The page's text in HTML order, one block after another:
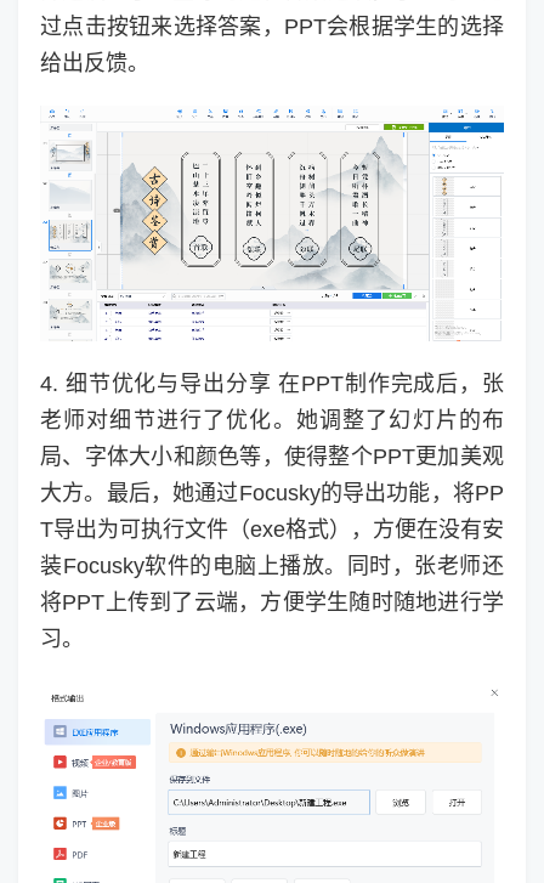
过点击按钮来选择答案，PPT会根据学生的选择
给出反馈。
4. 细节优化与导出分享 在PPT制作完成后，张
老师对细节进行了优化。她调整了幻灯片的布
局、字体大小和颜色等，使得整个PPT更加美观
大方。最后，她通过Focusky的导出功能，将PP
T导出为可执行文件（exe格式），方便在没有安
装Focusky软件的电脑上播放。同时，张老师还
将PPT上传到了云端，方便学生随时随地进行学
习。